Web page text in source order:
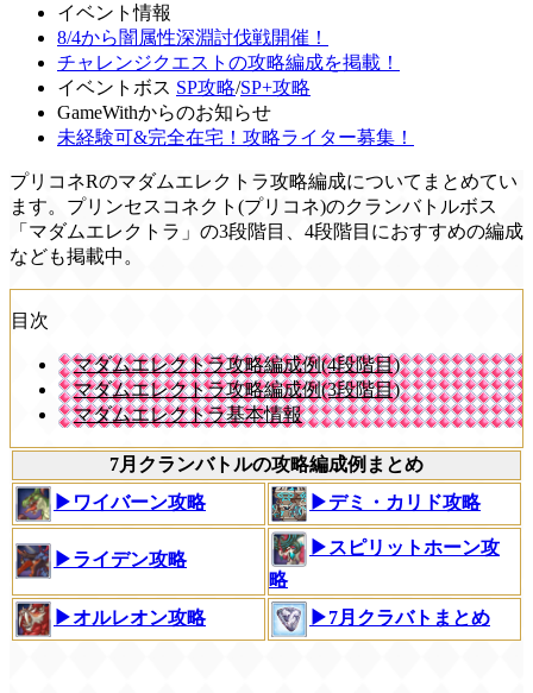
イベント情報
8/4から闇属性深淵討伐戦開催！
チャレンジクエストの攻略編成を掲載！
イベントボス SP攻略/SP+攻略
GameWithからのお知らせ
未経験可&完全在宅！攻略ライター募集！
プリコネRのマダムエレクトラ攻略編成についてまとめてい
ます。プリンセスコネクト(プリコネ)のクランバトルボス
「マダムエレクトラ」の3段階目、4段階目におすすめの編成
なども掲載中。
目次
マダムエレクトラ攻略編成例(4段階目)
マダムエレクトラ攻略編成例(3段階目)
マダムエレクトラ基本情報
7月クランバトルの攻略編成例まとめ
▶ワイバーン攻略
▶デミ・カリド攻略
▶ライデン攻略
▶スピリットホーン攻
略
▶オルレオン攻略
▶7月クラバトまとめ